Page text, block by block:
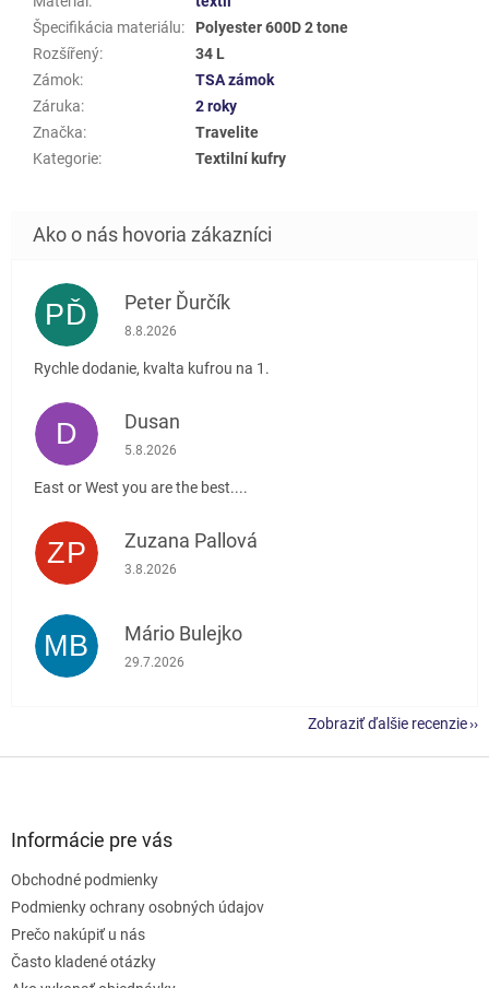
Špecifikácia materiálu:
Polyester 600D 2 tone
Rozšířený:
34 L
Zámok:
TSA zámok
Záruka:
2 roky
Značka:
Travelite
Kategorie: Textilní kufry
PĎ Peter Ďurčík
Hodnotenie obchodu je 5 z 5 hviezdičiek.
8.8.2026
Rychle dodanie, kvalta kufrou na 1.
D Dusan
Hodnotenie obchodu je 5 z 5 hviezdičiek.
5.8.2026
East or West you are the best....
ZP Zuzana Pallová
Hodnotenie obchodu je 5 z 5 hviezdičiek.
3.8.2026
MB Mário Bulejko
Hodnotenie obchodu je 5 z 5 hviezdičiek.
29.7.2026
Zobraziť ďalšie recenzie
Informácie pre vás
Obchodné podmienky
Podmienky ochrany osobných údajov
Prečo nakúpiť u nás
Často kladené otázky